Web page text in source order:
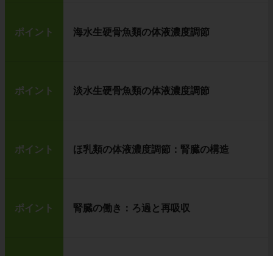
ポイント 海水生硬骨魚類の体液濃度調節
ポイント 淡水生硬骨魚類の体液濃度調節
ポイント ほ乳類の体液濃度調節：腎臓の構造
ポイント 腎臓の働き：ろ過と再吸収